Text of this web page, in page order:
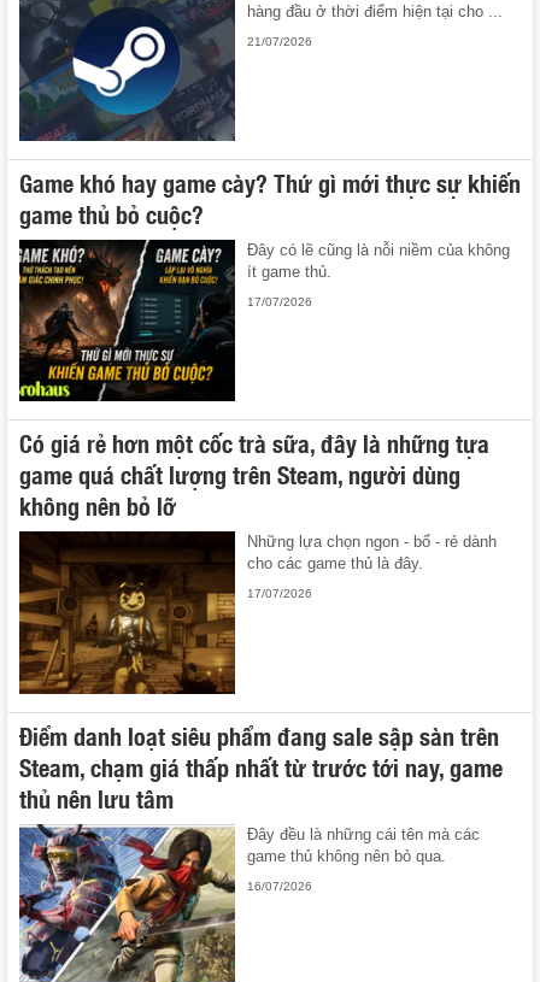
hàng đầu ở thời điểm hiện tại cho ...
21/07/2026
Game khó hay game cày? Thứ gì mới thực sự khiến
game thủ bỏ cuộc?
Đây có lẽ cũng là nỗi niềm của không
ít game thủ.
17/07/2026
Có giá rẻ hơn một cốc trà sữa, đây là những tựa
game quá chất lượng trên Steam, người dùng
không nên bỏ lỡ
Những lựa chọn ngon - bổ - rẻ dành
cho các game thủ là đây.
17/07/2026
Điểm danh loạt siêu phẩm đang sale sập sàn trên
Steam, chạm giá thấp nhất từ trước tới nay, game
thủ nên lưu tâm
Đây đều là những cái tên mà các
game thủ không nên bỏ qua.
16/07/2026